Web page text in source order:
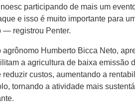
participando de mais um
e isso é muito importante para
— registrou Penter.
Humberto Bicca Neto,
a agricultura de baixa emissão
custos, aumentando a
tornando a atividade mais